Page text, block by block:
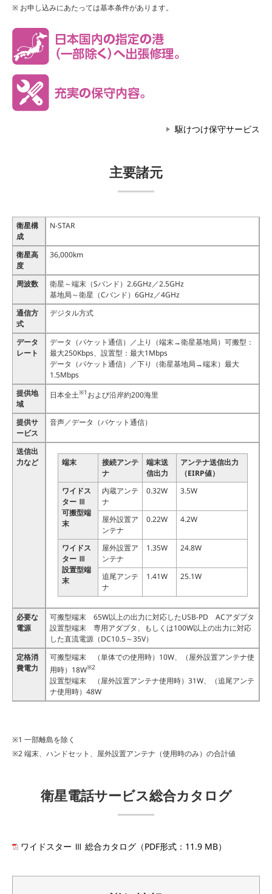
お申し込みにあたっては基本条件があります。
駆けつけ保守サービス
主要諸元
衛星構
成
N-STAR
衛星高
度
36,000km
周波数
衛星～端末（Sバンド）2.6GHz／2.5GHz
基地局～衛星（Cバンド）6GHz／4GHz
通信方
式
デジタル方式
データ
レート
データ（パケット通信）／上り（端末→衛星基地局）可搬型：
最大250Kbps、設置型：最大1Mbps
データ（パケット通信）／下り（衛星基地局→端末）最大
1.5Mbps
提供地
域
日本全土※1 および沿岸約200海里
提供サ
ービス
音声／データ（パケット通信）
送信出
力など
端末
接続アンテ
ナ
端末送
信出力
アンテナ送信出力
（EIRP値）
ワイドス
ター Ⅲ
可搬型端
末
内蔵アンテ
ナ
0.32W 3.5W
屋外設置ア
ンテナ
0.22W 4.2W
ワイドス
ター Ⅲ
設置型端
末
屋外設置ア
ンテナ
1.35W 24.8W
追尾アンテ
ナ
1.41W 25.1W
必要な
電源
可搬型端末 65W以上の出力に対応したUSB-PD ACアダプタ
設置型端末 専用アダプタ、もしくは100W以上の出力に対応
した直流電源（DC10.5～35V）
定格消
費電力
可搬型端末 （単体での使用時）10W、（屋外設置アンテナ使
用時）18W※2
設置型端末 （屋外設置アンテナ使用時）31W、（追尾アンテ
ナ使用時）48W
一部離島を除く
端末、ハンドセット、屋外設置アンテナ（使用時のみ）の合計値
衛星電話サービス総合カタログ
ワイドスター Ⅲ 総合カタログ（PDF形式：11.9 MB）